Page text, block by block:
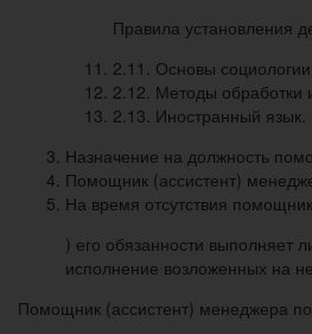
Правила установления
2.11. Основы
2.12. Методы обработки
2.13. Иностранный язык.
Назначение на должность
Помощник (ассистент)
На время отсутствия
) его обязанности выполняет
исполнение возложенных на
Помощник (ассистент) менеджера